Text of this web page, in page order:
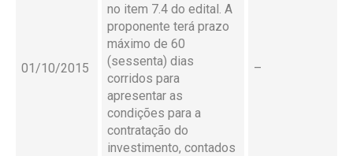
01/10/2015
no item 7.4 do edital. A
proponente terá prazo
máximo de 60
(sessenta) dias
corridos para
apresentar as
condições para a
contratação do
investimento, contados
–